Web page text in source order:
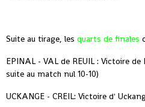
Suite au tirage, les quarts de finales
EPINAL - VAL de REUIL : Victoire
suite au match nul 10-10)
UCKANGE - CREIL: Victoire d'